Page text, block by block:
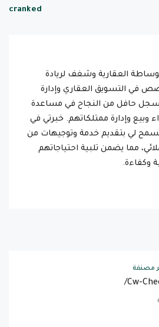
cranked
العقارية وشغف لريادة
في التسويق العقاري وإدارة
سجل حافل من النجاح في مساعدة
وبيع وإدارة ممتلكاتهم. خبرتي في
لي بتقديم خدمة وتوجيهات من
مما يضمن تلبية احتياجاتهم
وكفاءة.
مصنفة
Cw-